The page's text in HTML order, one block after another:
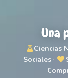
Una
Ciencias
Sociales ·